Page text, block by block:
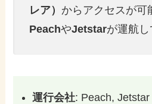
レア） からアクセスが可
PeachやJetstarが運航し
運行会社: Peach, Jetstar